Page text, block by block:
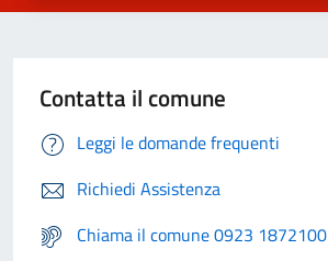
Contatta il comune
Leggi le domande frequenti
Richiedi Assistenza
Chiama il comune 0923 1872100